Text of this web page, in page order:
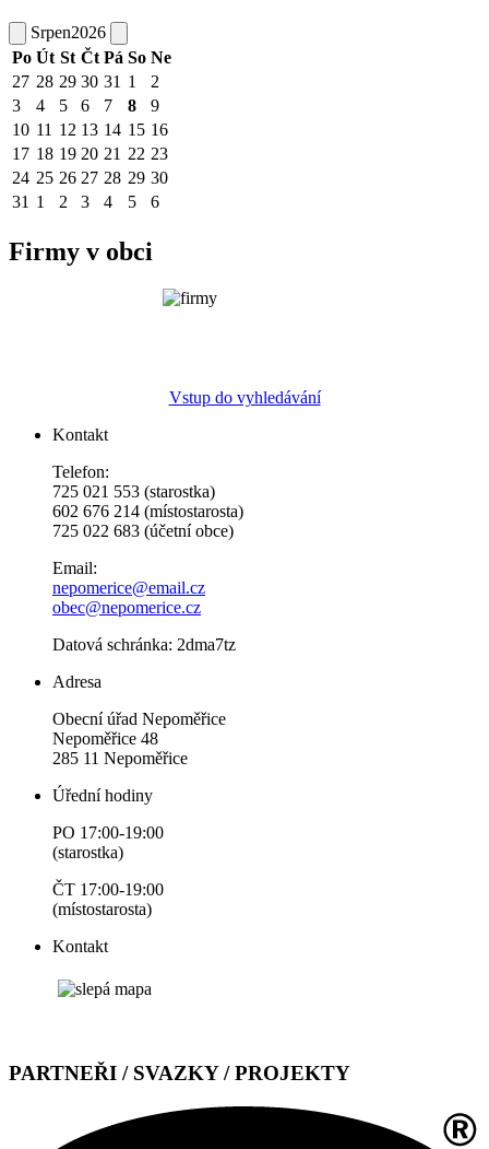
Srpen2026
Po Út St Čt Pá So Ne
27 28 29 30 31 1
2
3
4 5 6 7 8
9
10 11 12 13 14 15 16
17 18 19 20 21 22 23
24 25 26 27 28 29 30
31 1 2 3 4 5 6
Firmy v obci
Vstup do vyhledávání
Kontakt
Telefon:
725 021 553 (starostka)
602 676 214 (místostarosta)
725 022 683 (účetní obce)
Email:
nepomerice@email.cz
obec@nepomerice.cz
Datová schránka: 2dma7tz
Adresa
Obecní úřad Nepoměřice
Nepoměřice 48
285 11 Nepoměřice
Úřední hodiny
PO 17:00-19:00
(starostka)
ČT 17:00-19:00
(místostarosta)
Kontakt
PARTNEŘI / SVAZKY / PROJEKTY